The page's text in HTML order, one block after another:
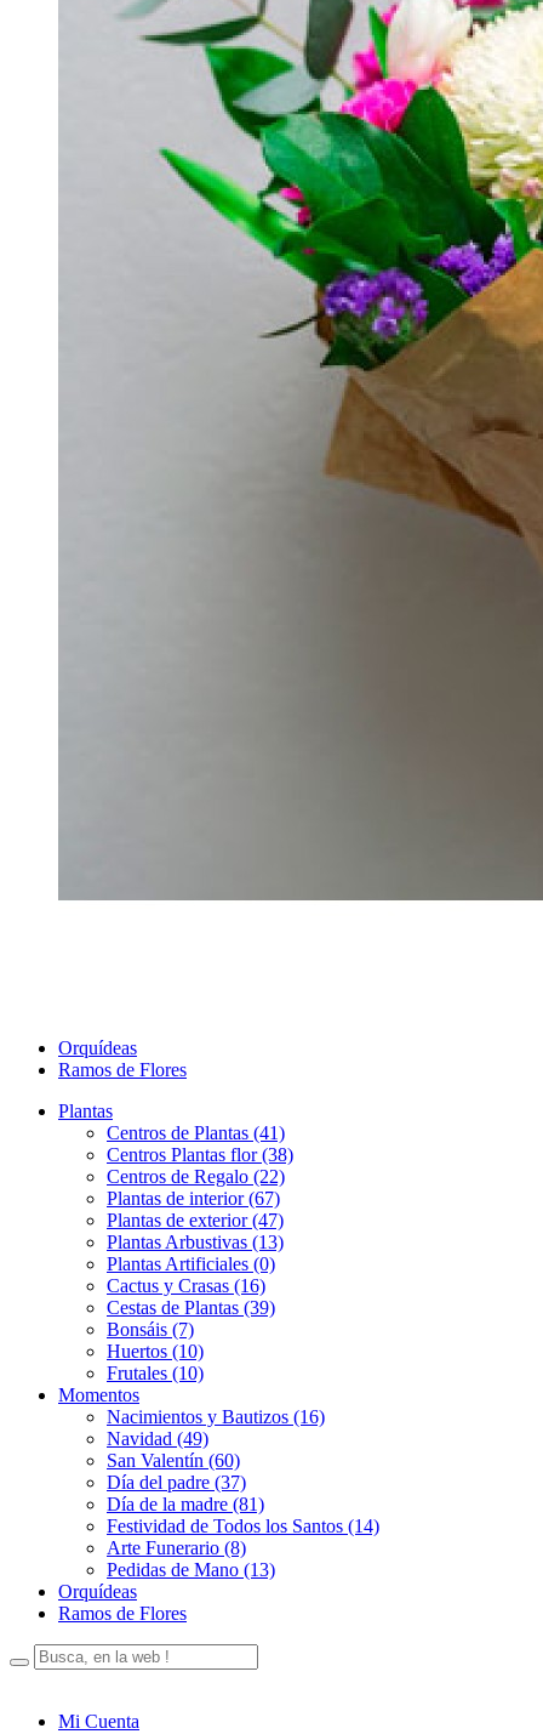
Orquídeas
Ramos de Flores
Plantas
Centros de Plantas (41)
Centros Plantas flor (38)
Centros de Regalo (22)
Plantas de interior (67)
Plantas de exterior (47)
Plantas Arbustivas (13)
Plantas Artificiales (0)
Cactus y Crasas (16)
Cestas de Plantas (39)
Bonsáis (7)
Huertos (10)
Frutales (10)
Momentos
Nacimientos y Bautizos (16)
Navidad (49)
San Valentín (60)
Día del padre (37)
Día de la madre (81)
Festividad de Todos los Santos (14)
Arte Funerario (8)
Pedidas de Mano (13)
Orquídeas
Ramos de Flores
Mi Cuenta